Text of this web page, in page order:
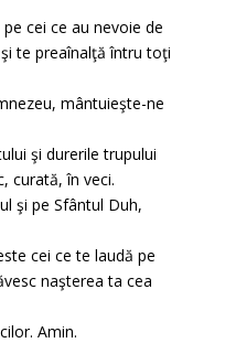
cei ce au nevoie de
te preaînalţă întru toţi
mântuieşte-ne
şi durerile trupului
curată, în veci.
şi pe Sfântul Duh,
cei ce te laudă pe
naşterea ta cea
Amin.